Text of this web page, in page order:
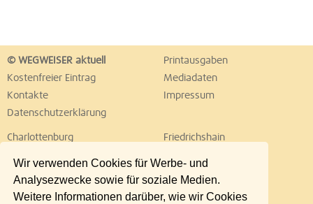
Wir verwenden Cookies für Werbe- und
Analysezwecke sowie für soziale Medien.
Weitere Informationen darüber, wie wir Cookies
© WEGWEISER aktuell
Printausgaben
Kostenfreier Eintrag
Mediadaten
Kontakte
Impressum
Datenschutzerklärung
Charlottenburg
Friedrichshain
Lichtenberg
Marzahn